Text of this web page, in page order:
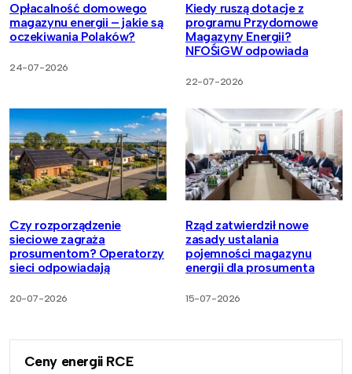
Opłacalność domowego
magazynu energii – jakie są
oczekiwania Polaków?
24-07-2026
Kiedy ruszą dotacje z
programu Przydomowe
Magazyny Energii?
NFOŚiGW odpowiada
22-07-2026
Czy rozporządzenie
sieciowe zagraża
prosumentom? Operatorzy
sieci odpowiadają
20-07-2026
Rząd zatwierdził nowe
zasady ustalania
pojemności magazynu
energii dla prosumenta
15-07-2026
Ceny energii RCE